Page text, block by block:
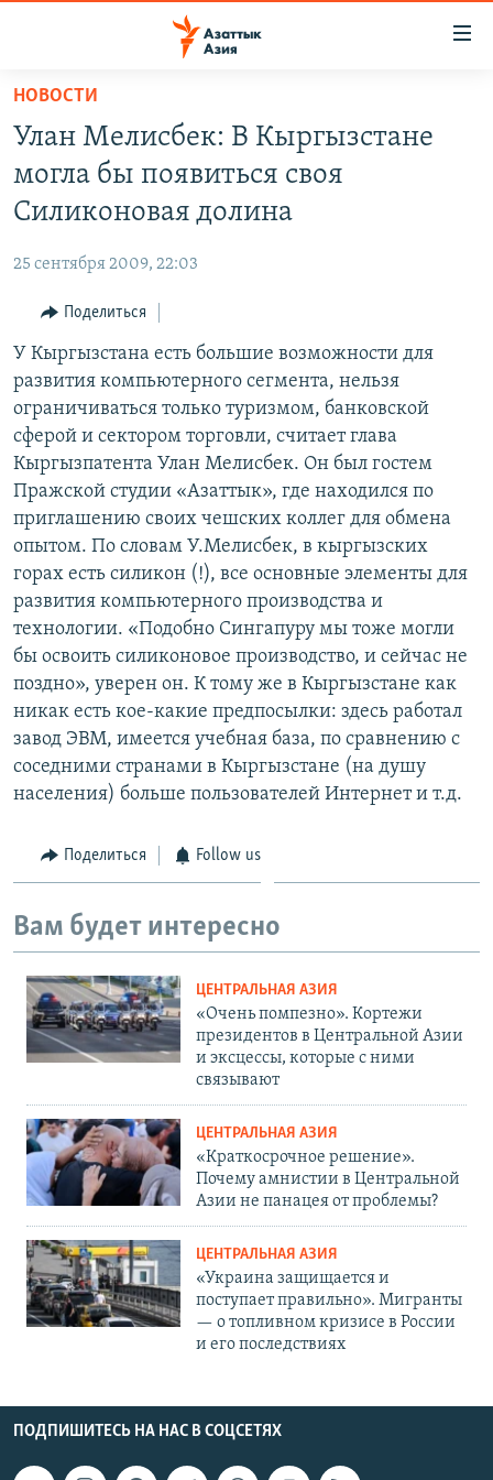
Вернуться
основному
содержанию
Вернутся
главной
навигации
Вернутся
поиску
ЦЕНТРАЛЬНАЯ АЗИЯ
КАЗАХСТАН
ТАДЖИКИСТАН
НОВОСТИ
ВОЙНА В УКРАИНЕ
ҚАЗАҚША
КЫРГЫЗЧА
ЎЗБЕКЧА
TÜRKMENÇE
Все сайты РСЕ/РС
НОВОСТИ
Улан Мелисбек: В Кыргызстане
могла бы появиться своя
Силиконовая долина
25 сентября 2009, 22:03
Поделиться
У Кыргызстана есть большие возможности для
развития компьютерного сегмента, нельзя
ограничиваться только туризмом, банковской
сферой и сектором торговли, считает глава
Кыргызпатента Улан Мелисбек. Он был гостем
Пражской студии «Азаттык», где находился по
приглашению своих чешских коллег для обмена
опытом. По словам У.Мелисбек, в кыргызских
горах есть силикон (!), все основные элементы для
развития компьютерного производства и
технологии. «Подобно Сингапуру мы тоже могли
бы освоить силиконовое производство, и сейчас не
поздно», уверен он. К тому же в Кыргызстане как
никак есть кое-какие предпосылки: здесь работал
завод ЭВМ, имеется учебная база, по сравнению с
соседними странами в Кыргызстане (на душу
населения) больше пользователей Интернет и т.д.
Поделиться Follow us
Вам будет интересно
ЦЕНТРАЛЬНАЯ АЗИЯ
«Очень помпезно». Кортежи
президентов в Центральной Азии
и эксцессы, которые с ними
связывают
ЦЕНТРАЛЬНАЯ АЗИЯ
«Краткосрочное решение».
Почему амнистии в Центральной
Азии не панацея от проблемы?
ЦЕНТРАЛЬНАЯ АЗИЯ
«Украина защищается и
поступает правильно». Мигранты
— о топливном кризисе в России
и его последствиях
ПОДПИШИТЕСЬ НА НАС В СОЦСЕТЯХ